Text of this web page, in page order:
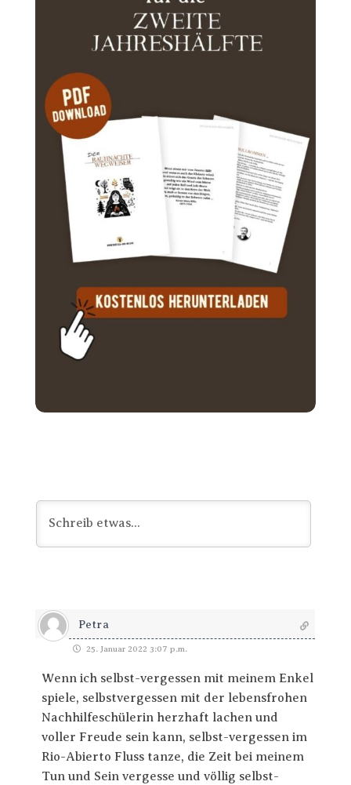
Petra
25. Januar 2022 3:07 p.m.
Wenn ich selbst-vergessen mit meinem Enkel
spiele, selbstvergessen mit der lebensfrohen
Nachhilfeschülerin herzhaft lachen und
voller Freude sein kann, selbst-vergessen im
Rio-Abierto Fluss tanze, die Zeit bei meinem
Tun und Sein vergesse und völlig selbst-